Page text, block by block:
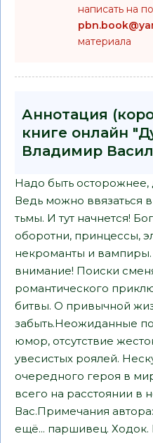
написать на
материала
Аннотация
книге онлайн
Владимир
Надо быть осторожнее,
Ведь можно ввязаться
тьмы. И тут начнется!
оборотни, принцессы,
некроманты и
внимание! Поиски
романтического
битвы. О привычной
забыть.Неожиданные
юмор, отсутствие
увесистых роялей.
очередного героя в
всего на расстоянии в
Вас.Примечания
ещё... паршивец.